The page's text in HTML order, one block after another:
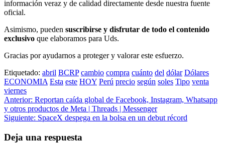
información veraz y de calidad directamente desde nuestra fuente
oficial.
Asimismo, pueden suscribirse y disfrutar de todo el contenido
exclusivo que elaboramos para Uds.
Gracias por ayudarnos a proteger y valorar este esfuerzo.
Etiquetado: abril BCRP cambio compra cuánto del dólar Dólares
ECONOMIA Esta este HOY Perú precio según soles Tipo venta
viernes
Navegación
de
Anterior: Reportan caída global de Facebook, Instagram, Whatsapp
y otros productos de Meta | Threads | Messenger
Siguiente: SpaceX despega en la bolsa en un debut récord
Deja una respuesta